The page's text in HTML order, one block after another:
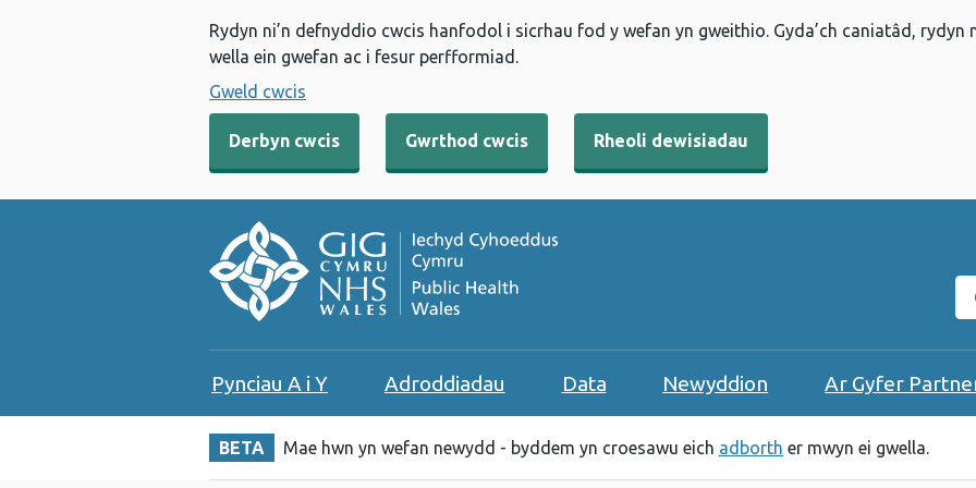
Rydyn ni’n defnyddio cwcis hanfodol i sicrhau fod y wefan yn gweithio. Gyda’ch caniatâd,
wella ein gwefan ac i fesur perfformiad.
Gweld cwcis
Derbyn cwcis Gwrthod cwcis Rheoli dewisiadau
Pynciau A i Y Adroddiadau Data Newyddion Ar Gyfer
BETA Mae hwn yn wefan newydd - byddem yn croesawu eich adborth er mwyn ei gwella.